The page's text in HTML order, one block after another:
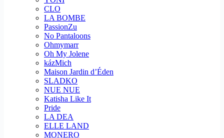
CLO
LA BOMBE
PassionZu
No Pantaloons
Ohmymarr
Oh My Jolene
kázMich
Maison Jardin d’Éden
SLADKO
NUE NUE
Katisha Like It
Pride
LA DEA
ELLE LAND
MONERO